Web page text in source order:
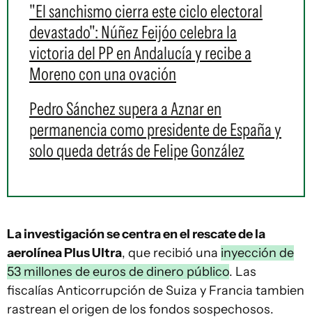
"El sanchismo cierra este ciclo electoral
devastado": Núñez Feijóo celebra la
victoria del PP en Andalucía y recibe a
Moreno con una ovación
Pedro Sánchez supera a Aznar en
permanencia como presidente de España y
solo queda detrás de Felipe González
La investigación se centra en el rescate de la
aerolínea Plus Ultra, que recibió una inyección de
53 millones de euros de dinero público. Las
fiscalías Anticorrupción de Suiza y Francia tambien
rastrean el origen de los fondos sospechosos.